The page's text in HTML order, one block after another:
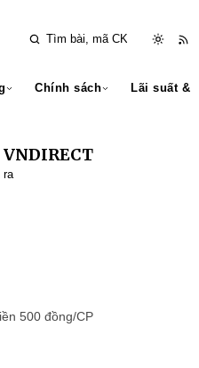
Chính sách Lãi suất &
ra
500 đồng/CP